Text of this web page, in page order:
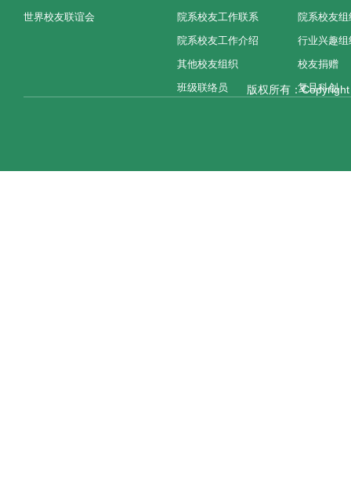
世界校友联谊会
院系校友工作联系
院系校友工作介绍
其他校友组织
班级联络员
院系校友组
行业兴趣组
校友捐赠
复旦科创
版权所有：